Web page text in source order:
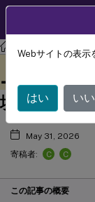
Citrix Virtual
マイクロ
ーチャル マ
境
May 31, 2026
寄稿者:
C C
この記事の概要
Webサイトの表示
はい い